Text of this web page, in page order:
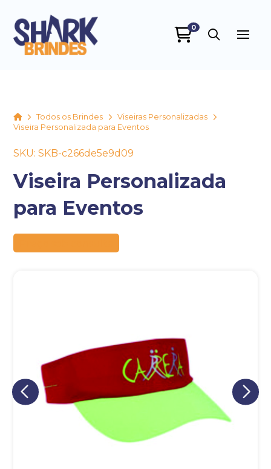
0
HomeTodos os Brindes
Viseiras Personalizadas
Viseira Personalizada para Eventos
SKU: SKB-c266de5e9d09
Viseira Personalizada
para Eventos
A nossa empresa está comprometida a proteger e respeitar
sua privacidade, utilizaremos seus dados apenas para fins
de marketing. Você pode alterar suas preferências a